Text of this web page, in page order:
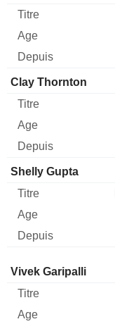
Clay Thornton
Shelly Gupta
Administrateur
Vivek Garipalli